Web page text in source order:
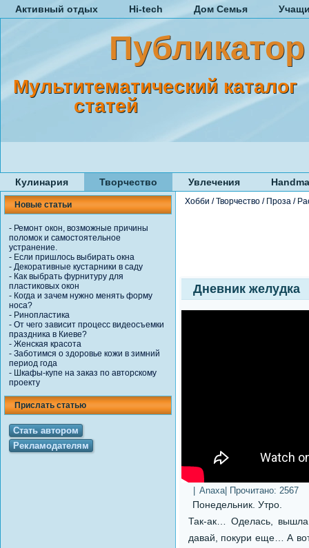
Активный отдых Hi-tech Дом Семья
Публикатор
Мультитематический каталог
статей
Кулинария Творчество Увлечения
Новые статьи
- Ремонт окон, возможные причины
поломок и самостоятельное
устранение.
- Если пришлось выбирать окна
- Декоративные кустарники в саду
- Как выбрать фурнитуру для
пластиковых окон
- Когда и зачем нужно менять форму
носа?
- Ринопластика
- От чего зависит процесс видеосъемки
праздника в Киеве?
- Женская красота
- Заботимся о здоровье кожи в зимний
период года
- Шкафы-купе на заказ по авторскому
проекту
Прислать статью
Стать автором
Рекламодателям
Хобби /Творчество / Проза /
Дневник желудка
Anaxa| Прочитано: 2567
Понедельник. Утро.
Так-ак… Оделась, вышла
давай, покури еще… А